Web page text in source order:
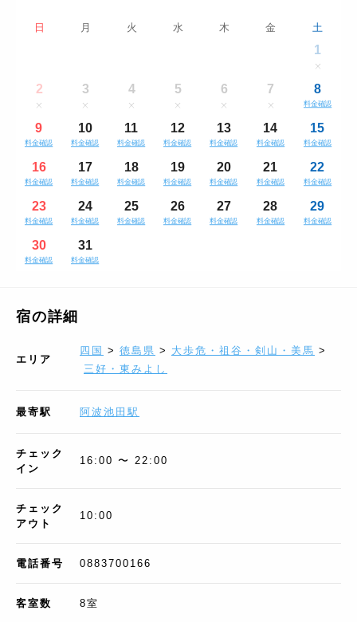
日 月 火 水 木 金 土
1
2 3 4 5 6 7 8
料金確認
9
料金確認
10
料金確認
11
料金確認
12
料金確認
13
料金確認
14
料金確認
15
料金確認
16
料金確認
17
料金確認
18
料金確認
19
料金確認
20
料金確認
21
料金確認
22
料金確認
23
料金確認
24
料金確認
25
料金確認
26
料金確認
27
料金確認
28
料金確認
29
料金確認
30
料金確認
31
料金確認
宿の詳細
エリア
四国 > 徳島県 > 大歩危・祖谷・剣山・美馬 >
三好・東みよし
最寄駅 阿波池田駅
チェック
イン
16:00 〜 22:00
チェック
アウト
10:00
電話番号 0883700166
客室数 8室